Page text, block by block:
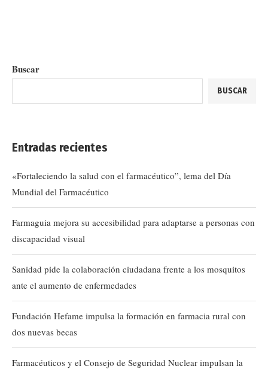
Buscar
BUSCAR
Entradas recientes
«Fortaleciendo la salud con el farmacéutico”, lema del Día
Mundial del Farmacéutico
Farmaguia mejora su accesibilidad para adaptarse a personas con
discapacidad visual
Sanidad pide la colaboración ciudadana frente a los mosquitos
ante el aumento de enfermedades
Fundación Hefame impulsa la formación en farmacia rural con
dos nuevas becas
Farmacéuticos y el Consejo de Seguridad Nuclear impulsan la